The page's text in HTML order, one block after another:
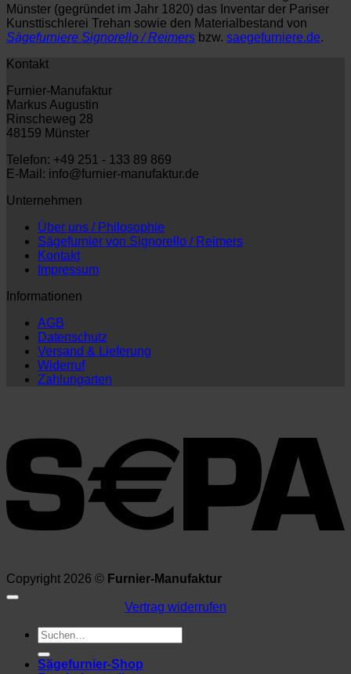
Münster (gegründet im Jahr 1820) das Inventar der Pariser
Kunsttischlerei Trehan sowie den Materialbestand von
Sägefurniere Signorello / Reimers bzw. saegefurniere.de.
Kontakt
Furnier-Manufaktur
Markus Augustin
Rinscheweg 28
48159 Münster
Telefon: +49 251 - 133 89 869
E-Mail: info@furnier-manufaktur.de
Unternehmen
Über uns / Philosophie
Sägefurnier von Signorello / Reimers
Kontakt
Impressum
Informationen
AGB
Datenschutz
Versand & Lieferung
Widerruf
Zahlungarten
Copyright 2026 © Furnier-Manufaktur
Vertrag widerrufen
Suchen
nach:
Sägefurnier-Shop